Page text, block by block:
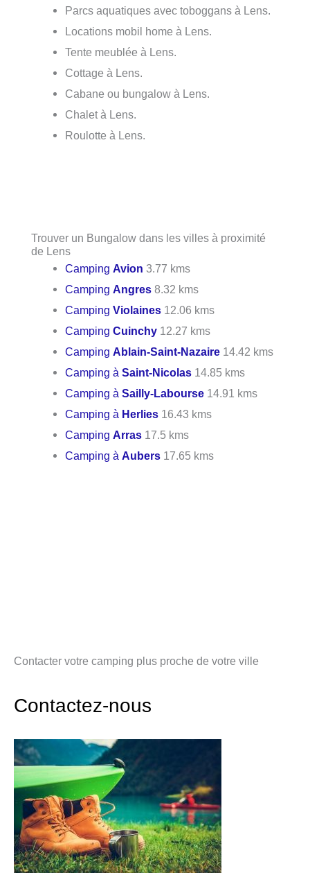
Parcs aquatiques avec toboggans à Lens.
Locations mobil home à Lens.
Tente meublée à Lens.
Cottage à Lens.
Cabane ou bungalow à Lens.
Chalet à Lens.
Roulotte à Lens.
Trouver un Bungalow dans les villes à proximité
de Lens
CampingAvion 3.77 kms
CampingAngres 8.32 kms
CampingViolaines 12.06 kms
CampingCuinchy 12.27 kms
CampingAblain-Saint-Nazaire 14.42 kms
Camping àSaint-Nicolas 14.85 kms
Camping àSailly-Labourse 14.91 kms
Camping à Herlies 16.43 kms
CampingArras 17.5 kms
Camping àAubers 17.65 kms
Contacter votre camping plus proche de votre ville
Contactez-nous